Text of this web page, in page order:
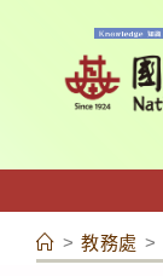
容
> 教務處 >